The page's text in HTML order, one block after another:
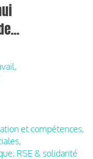
et compétences,
RSE & solidarité